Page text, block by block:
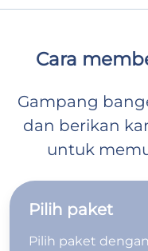
Cara
Gampang
dan berikan
untuk
Pilih paket
Pilih paket